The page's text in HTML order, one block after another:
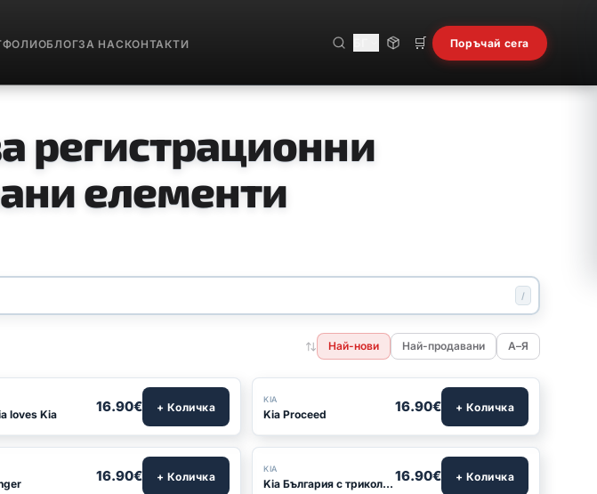
БЛОГЗА НАС КОНТАКТИ 🛒 Поръчай сега
регистрационни
елементи
/
Най-нови Най-продавани А–Я
loves Kia 16.90€ + Количка
KIA
Kia Proceed 16.90€ + Количка
16.90€ + Количка
KIA
Kia България с трикольор 16.90€ + Количка